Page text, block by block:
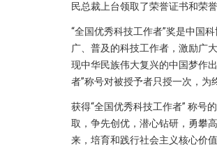
民总裁上台领取了荣誉证书和荣
“全国优秀科技工作者”奖是中国
广、普及的科技工作者，激励广
现中华民族伟大复兴的中国梦作
者”称号对被授予者只授一次，为
获得“全国优秀科技工作者” 称号
取，争先创优，潜心钻研，勇攀
来，培育和践行社会主义核心价